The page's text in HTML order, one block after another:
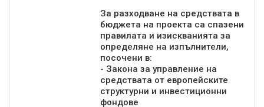
За разходване на средствата в
бюджета на проекта са спазени
правилата и изискванията за
определяне на изпълнители,
посочени в:
- Закона за управление на
средствата от европейските
структурни и инвестиционни
фондове